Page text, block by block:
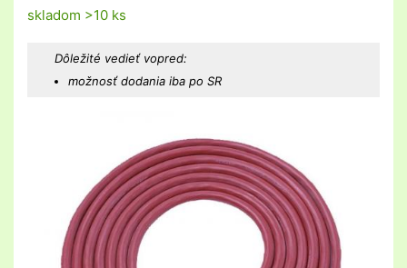
skladom >10 ks
Dôležité vedieť vopred:
možnosť dodania iba po SR